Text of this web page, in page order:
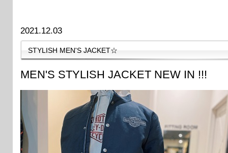
2021.12.03
STYLISH MEN'S JACKET☆
MEN'S STYLISH JACKET NEW IN !!!